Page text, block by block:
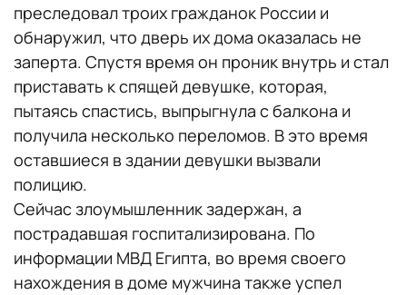
преследовал троих гражданок России и
обнаружил, что дверь их дома оказалась не
заперта. Спустя время он проник внутрь и стал
приставать к спящей девушке, которая,
пытаясь спастись, выпрыгнула с балкона и
получила несколько переломов. В это время
оставшиеся в здании девушки вызвали
полицию.
Сейчас злоумышленник задержан, а
пострадавшая госпитализирована. По
информации МВД Египта, во время своего
нахождения в доме мужчина также успел